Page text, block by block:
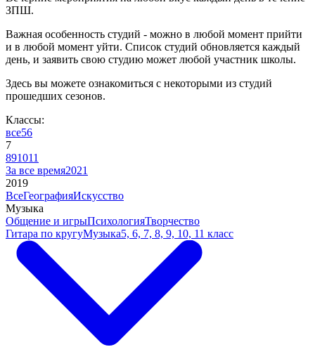
ЗПШ.
Важная особенность студий - можно в любой момент прийти
и в любой момент уйти. Список студий обновляется каждый
день, и заявить свою студию может любой участник школы.
Здесь вы можете ознакомиться с некоторыми из студий
прошедших сезонов.
Классы:
все56
7
891011
За все время2021
2019
ВсеГеографияИскусство
Музыка
Общение и игрыПсихологияТворчество
Гитара по кругуМузыка5, 6, 7, 8, 9, 10, 11 класс